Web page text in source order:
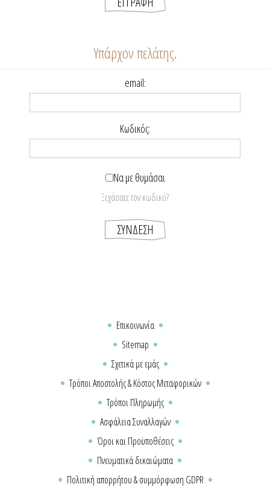
Υπάρχον πελάτης.
email:
Κωδικός:
Να με θυμάσαι
Ξεχάσατε τον κωδικό?
Επικοινωνία
Sitemap
Σχετικά με εμάς
Τρόποι Αποστολής & Κόστος Μεταφορικών
Τρόποι Πληρωμής
Ασφάλεια Συναλλαγών
Όροι και Προϋποθέσεις
Πνευματικά δικαιώματα
Πολιτική απορρήτου & συμμόρφωση GDPR